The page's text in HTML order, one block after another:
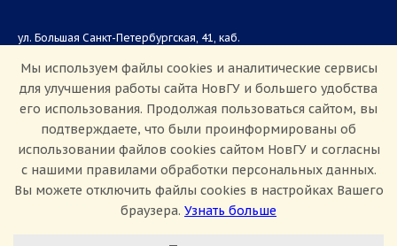
ул. Большая Санкт-Петербургская, 41, каб.
Приемная комиссия: +7(8162)33-20-44
Мы используем файлы cookies и аналитические сервисы
для улучшения работы сайта НовГУ и большего удобства
его использования. Продолжая пользоваться сайтом, вы
подтверждаете, что были проинформированы об
использовании файлов cookies сайтом НовГУ и согласны
с нашими правилами обработки персональных данных.
Вы можете отключить файлы cookies в настройках Вашего
браузера. Узнать больше